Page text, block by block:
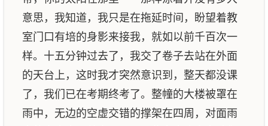
意思，我知道，我只是在拖延时间，盼望着教
室门口有培的身影来接我，就如以前千百次一
样。十五分钟过去了，我交了卷子去站在外面
的天台上，这时我才突然意识到，整天都没课
了，我们已在考期终考了。整幢的大楼被罩在
雨中，无边的空虚交错的撑架在四周，对面雨